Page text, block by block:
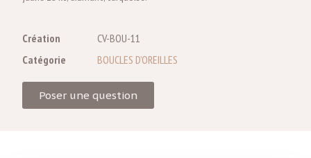
Création
CV-BOU-11
Catégorie
BOUCLES D’OREILLES
Poser une question